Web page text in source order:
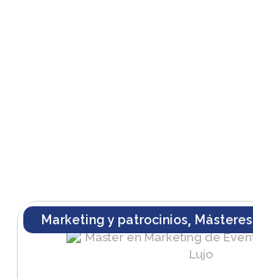
Marketing y patrocinios Másteres